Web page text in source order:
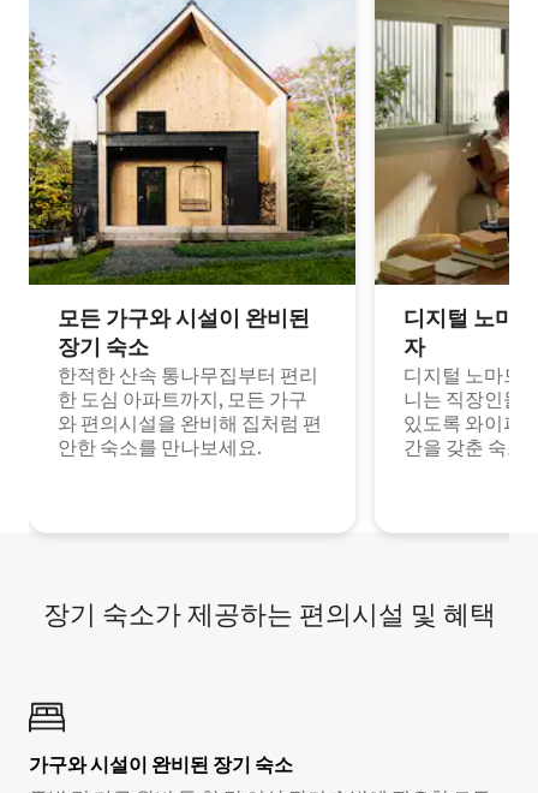
모든 가구와 시설이 완비된
장기 숙소
한적한 산속 통나무집부터 편리
한 도심 아파트까지, 모든 가구
와 편의시설을 완비해 집처럼 편
안한 숙소를 만나보세요.
디지털 노마
자
디지털 노마드
니는 직장인들
있도록 와이파
간을 갖춘 숙소
장기 숙소가 제공하는 편의시설 및 혜택
가구와 시설이 완비된 장기 숙소